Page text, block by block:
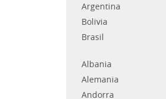
Argentina
Bolivia
Brasil
Albania
Alemania
Andorra